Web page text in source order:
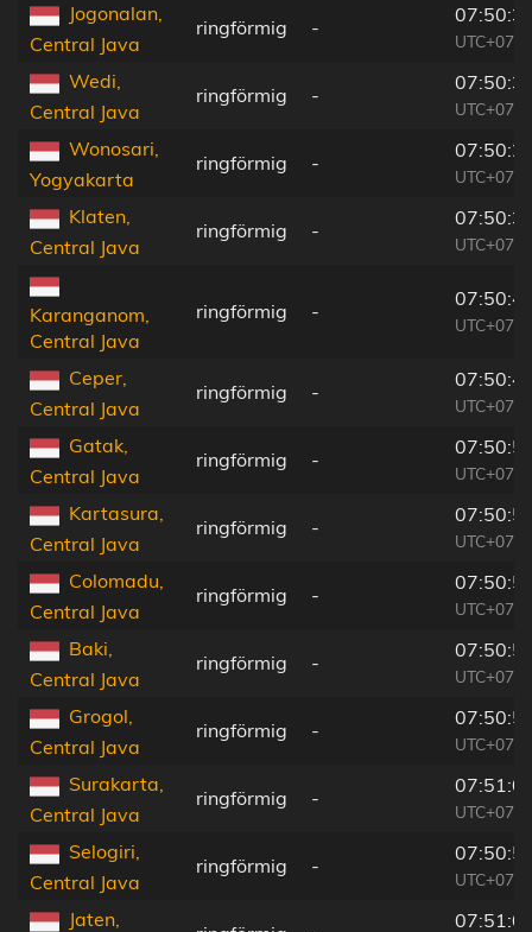
Jogonalan,
Central Java
ringförmig -
Wedi,
Central Java
ringförmig -
Wonosari,
Yogyakarta
ringförmig -
Klaten,
Central Java
ringförmig -
Karanganom,
Central Java
ringförmig -
Ceper,
Central Java
ringförmig -
Gatak,
Central Java
ringförmig -
Kartasura,
Central Java
ringförmig -
Colomadu,
Central Java
ringförmig -
Baki,
Central Java
ringförmig -
Grogol,
Central Java
ringförmig -
Surakarta,
Central Java
ringförmig -
Selogiri,
Central Java
ringförmig -
Jaten,